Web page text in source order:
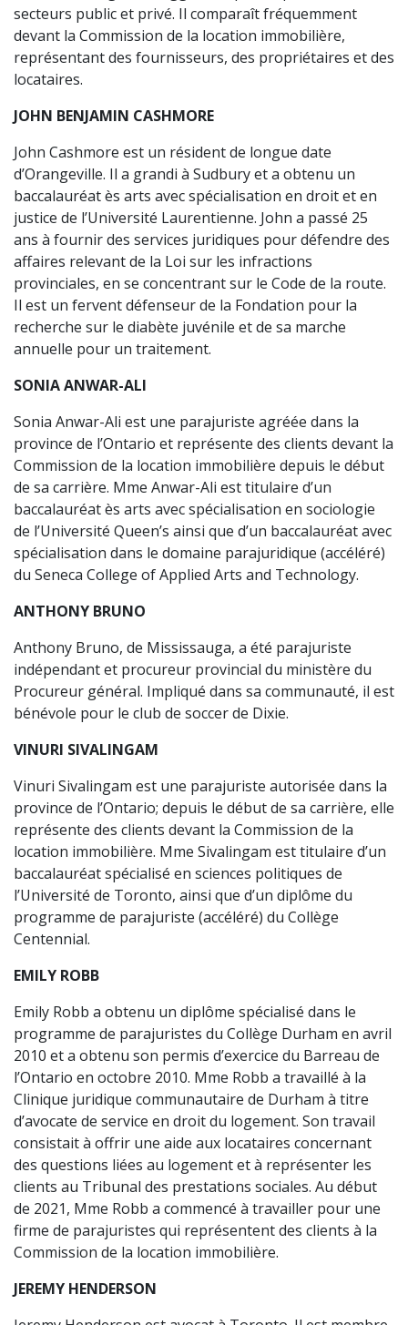
secteurs public et privé. Il comparaît fréquemment
devant la Commission de la location immobilière,
représentant des fournisseurs, des propriétaires et des
locataires.
JOHN BENJAMIN CASHMORE
John Cashmore est un résident de longue date
d’Orangeville. Il a grandi à Sudbury et a obtenu un
baccalauréat ès arts avec spécialisation en droit et en
justice de l’Université Laurentienne. John a passé 25
ans à fournir des services juridiques pour défendre des
affaires relevant de la Loi sur les infractions
provinciales, en se concentrant sur le Code de la route.
Il est un fervent défenseur de la Fondation pour la
recherche sur le diabète juvénile et de sa marche
annuelle pour un traitement.
SONIA ANWAR-ALI
Sonia Anwar-Ali est une parajuriste agréée dans la
province de l’Ontario et représente des clients devant la
Commission de la location immobilière depuis le début
de sa carrière. Mme Anwar-Ali est titulaire d’un
baccalauréat ès arts avec spécialisation en sociologie
de l’Université Queen’s ainsi que d’un baccalauréat avec
spécialisation dans le domaine parajuridique (accéléré)
du Seneca College of Applied Arts and Technology.
ANTHONY BRUNO
Anthony Bruno, de Mississauga, a été parajuriste
indépendant et procureur provincial du ministère du
Procureur général. Impliqué dans sa communauté, il est
bénévole pour le club de soccer de Dixie.
VINURI SIVALINGAM
Vinuri Sivalingam est une parajuriste autorisée dans la
province de l’Ontario; depuis le début de sa carrière, elle
représente des clients devant la Commission de la
location immobilière. Mme Sivalingam est titulaire d’un
baccalauréat spécialisé en sciences politiques de
l’Université de Toronto, ainsi que d’un diplôme du
programme de parajuriste (accéléré) du Collège
Centennial.
EMILY ROBB
Emily Robb a obtenu un diplôme spécialisé dans le
programme de parajuristes du Collège Durham en avril
2010 et a obtenu son permis d’exercice du Barreau de
l’Ontario en octobre 2010. Mme Robb a travaillé à la
Clinique juridique communautaire de Durham à titre
d’avocate de service en droit du logement. Son travail
consistait à offrir une aide aux locataires concernant
des questions liées au logement et à représenter les
clients au Tribunal des prestations sociales. Au début
de 2021, Mme Robb a commencé à travailler pour une
firme de parajuristes qui représentent des clients à la
Commission de la location immobilière.
JEREMY HENDERSON